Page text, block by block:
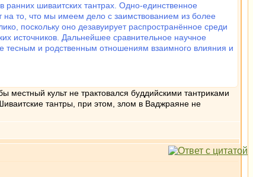
шиваитских тантрах. Одно-единственное
на то, что мы имеем дело с заимствованием из более
поскольку оно дезавуирует распространённое среди
источников. Дальнейшее сравнительное научное
тесным и родственным отношениям взаимного влияния и
местный культ не трактовался буддийскими тантриками
тантры, при этом, злом в Ваджраяне не